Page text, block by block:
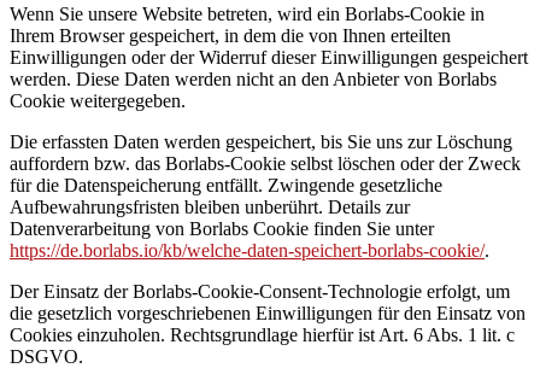
Wenn Sie unsere Website betreten, wird ein Borlabs-Cookie in
Ihrem Browser gespeichert, in dem die von Ihnen erteilten
Einwilligungen oder der Widerruf dieser Einwilligungen gespeichert
werden. Diese Daten werden nicht an den Anbieter von Borlabs
Cookie weitergegeben.
Die erfassten Daten werden gespeichert, bis Sie uns zur Löschung
auffordern bzw. das Borlabs-Cookie selbst löschen oder der Zweck
für die Datenspeicherung entfällt. Zwingende gesetzliche
Aufbewahrungsfristen bleiben unberührt. Details zur
Datenverarbeitung von Borlabs Cookie finden Sie unter
https://de.borlabs.io/kb/welche-daten-speichert-borlabs-cookie/.
Der Einsatz der Borlabs-Cookie-Consent-Technologie erfolgt, um
die gesetzlich vorgeschriebenen Einwilligungen für den Einsatz von
Cookies einzuholen. Rechtsgrundlage hierfür ist Art. 6 Abs. 1 lit. c
DSGVO.